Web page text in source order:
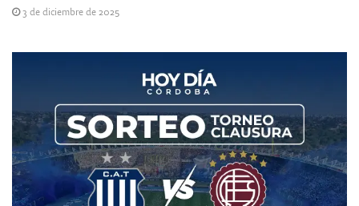
3 de diciembre de 2025